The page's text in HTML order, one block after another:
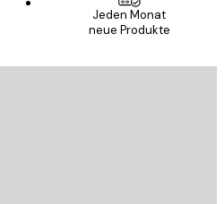
Jeden Monat
neue Produkte